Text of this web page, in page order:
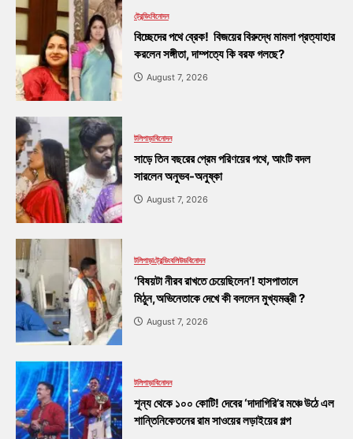
ট্রেন্ডিংবিনোদন
বিচ্ছেদের পথে ব্রেক! বিজয়ের বিরুদ্ধে মামলা প্রত্যাহার
করলেন সঙ্গীতা, দাম্পত্যে কি বরফ গলছে?
August 7, 2026
টলিপাড়াবিনোদন
সাড়ে তিন বছরের প্রেম পরিণয়ের পথে, আংটি বদল
সারলেন অনুভব-অনুষ্কা
August 7, 2026
টলিপাড়াট্রেন্ডিংবলিউডবিনোদন
‘বিষয়টা নীরব রাখতে চেয়েছিলেন’! হাসপাতালে
মিঠুন,অভিনেতাকে দেখে কী বললেন মুখ্যমন্ত্রী ?
August 7, 2026
টলিপাড়াবিনোদন
শূন্য থেকে ১০০ কোটি! দেবের ‘দাদাগিরি’র মঞ্চে উঠে এল
শান্তিনিকেতনের রাম সাওয়ের লড়াইয়ের গল্প